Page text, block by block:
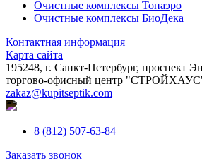
Очистные комплексы Топаэро
Очистные комплексы БиоДека
Контактная информация
Карта сайта
195248, г. Санкт-Петербург, проспект
торгово-офисный центр
zakaz@kupitseptik.com
8 (812) 507-63-84
Заказать звонок